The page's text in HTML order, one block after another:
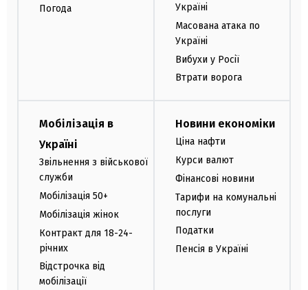
Погода
Україні
Масована атака по
Україні
Вибухи у Росії
Втрати ворога
Мобілізація в
Україні
Звільнення з військової
служби
Мобілізація 50+
Мобілізація жінок
Контракт для 18-24-
річних
Відстрочка від
мобілізації
Новини економіки
Ціна нафти
Курси валют
Фінансові новини
Тарифи на комунальні
послуги
Податки
Пенсія в Україні